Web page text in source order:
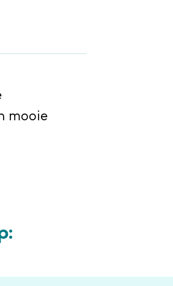
mooie